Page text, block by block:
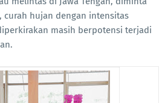
curah hujan dengan intensitas
masih berpotensi terjadi